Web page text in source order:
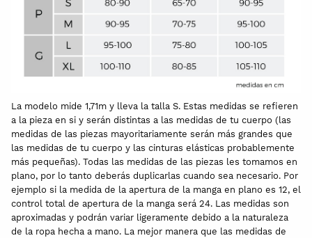
La modelo mide 1,71m y lleva la talla S. Estas medidas se refieren
a la pieza en si y serán distintas a las medidas de tu cuerpo (las
medidas de las piezas mayoritariamente serán más grandes que
las medidas de tu cuerpo y las cinturas elásticas probablemente
más pequeñas). Todas las medidas de las piezas les tomamos en
plano, por lo tanto deberás duplicarlas cuando sea necesario. Por
ejemplo si la medida de la apertura de la manga en plano es 12, el
control total de apertura de la manga será 24. Las medidas son
aproximadas y podrán variar ligeramente debido a la naturaleza
de la ropa hecha a mano. La mejor manera que las medidas de